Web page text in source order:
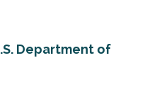
Department of